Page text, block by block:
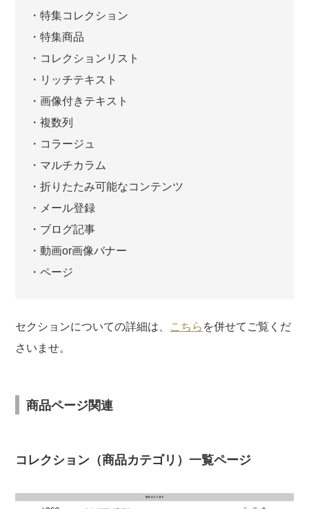
・特集コレクション
・特集商品
・コレクションリスト
・リッチテキスト
・画像付きテキスト
・複数列
・コラージュ
・マルチカラム
・折りたたみ可能なコンテンツ
・メール登録
・ブログ記事
・動画or画像バナー
・ページ
セクションについての詳細は、 こちら を併せてご覧くだ
さいませ。
商品ページ関連
コレクション（商品カテゴリ）一覧ページ